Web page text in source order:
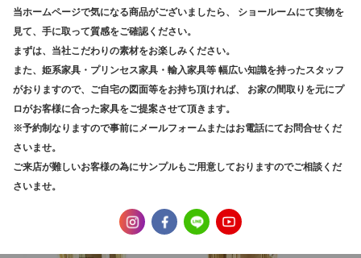
当ホームページで気になる商品がございましたら、
ショールームにて実物を
見て、手に取って質感をご確認ください。
まずは、当社こだわりの素材をお楽しみください。
また、姫系家具・プリンセス家具・輸入家具等 幅広い知識を持ったスタッフ
がおりますので、ご自宅の図面等をお持ち頂ければ、
お家の間取りを元にプ
ロがお客様に合った家具をご提案させて頂きます。
※予約制なりますので事前にメールフォームまたはお電話にてお問合せくだ
さいませ。
ご来店が難しいお客様の為にサンプルもご用意しておりますのでご相談くだ
さいませ。